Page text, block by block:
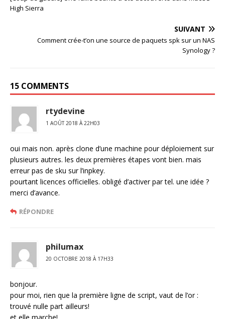
High Sierra
SUIVANT
Comment crée-t’on une source de paquets spk sur un NAS
Synology ?
15 COMMENTS
rtydevine
1 AOÛT 2018 À 22H03
oui mais non. après clone d’une machine pour déploiement sur
plusieurs autres. les deux premières étapes vont bien. mais
erreur pas de sku sur l’inpkey.
pourtant licences officielles. obligé d’activer par tel. une idée ?
merci d’avance.
RÉPONDRE
philumax
20 OCTOBRE 2018 À 17H33
bonjour.
pour moi, rien que la première ligne de script, vaut de l’or :
trouvé nulle part ailleurs!